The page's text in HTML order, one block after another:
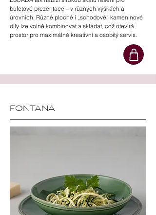
bufetové prezentace – v různých výškách a
úrovních. Různé ploché i „schodové“ kameninové
díly lze volně kombinovat a skládat, což otevírá
prostor pro maximálně kreativní a osobitý servis.
FONTANA